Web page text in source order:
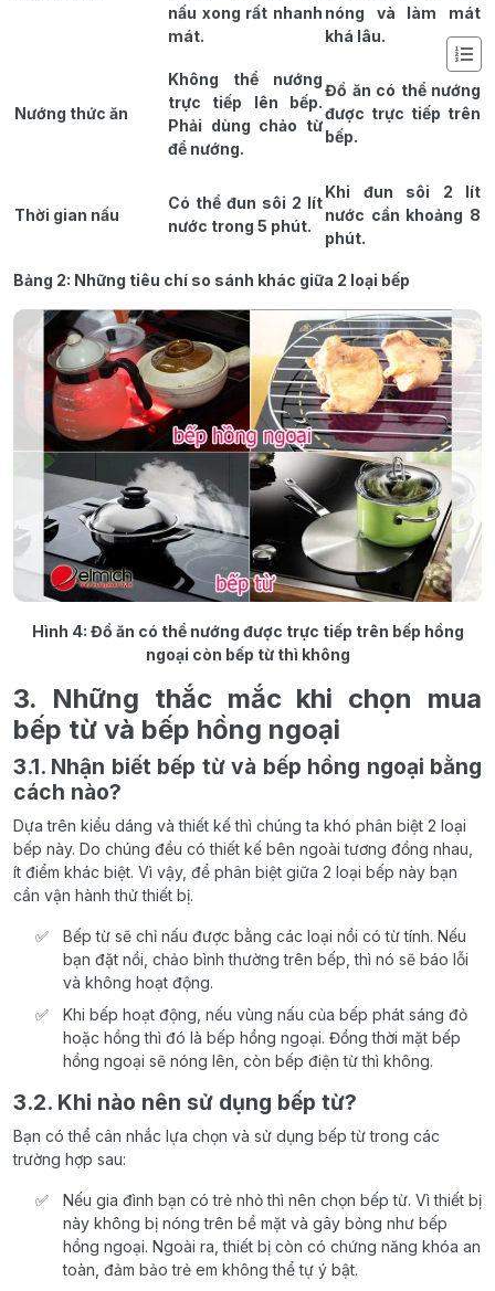
nấu xong rất nhanh
mát.
nóng và làm mát
khá lâu.
Nướng thức ăn
Không thể nướng
trực tiếp lên bếp.
Phải dùng chảo từ
để nướng.
Đồ ăn có thể nướng
được trực tiếp trên
bếp.
Thời gian nấu
Có thể đun sôi 2 lít
nước trong 5 phút.
Khi đun sôi 2 lít
nước cần khoảng 8
phút.
Bảng 2: Những tiêu chí so sánh khác giữa 2 loại bếp
Hình 4: Đồ ăn có thể nướng được trực tiếp trên bếp hồng
ngoại còn bếp từ thì không
3. Những thắc mắc khi chọn mua
bếp từ và bếp hồng ngoại
3.1. Nhận biết bếp từ và bếp hồng ngoại bằng
cách nào?
Dựa trên kiểu dáng và thiết kế thì chúng ta khó phân biệt 2 loại
bếp này. Do chúng đều có thiết kế bên ngoài tương đồng nhau,
ít điểm khác biệt. Vì vậy, để phân biệt giữa 2 loại bếp này bạn
cần vận hành thử thiết bị.
Bếp từ sẽ chỉ nấu được bằng các loại nồi có từ tính. Nếu
bạn đặt nồi, chảo bình thường trên bếp, thì nó sẽ báo lỗi
và không hoạt động.
Khi bếp hoạt động, nếu vùng nấu của bếp phát sáng đỏ
hoặc hồng thì đó là bếp hồng ngoại. Đồng thời mặt bếp
hồng ngoại sẽ nóng lên, còn bếp điện từ thì không.
3.2. Khi nào nên sử dụng bếp từ?
Bạn có thể cân nhắc lựa chọn và sử dụng bếp từ trong các
trường hợp sau:
Nếu gia đình bạn có trẻ nhỏ thì nên chọn bếp từ. Vì thiết bị
này không bị nóng trên bề mặt và gây bỏng như bếp
hồng ngoại. Ngoài ra, thiết bị còn có chứng năng khóa an
toàn, đảm bảo trẻ em không thể tự ý bật.